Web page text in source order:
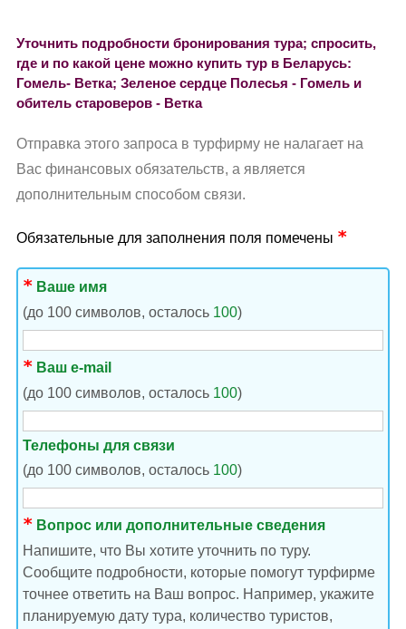
Уточнить подробности бронирования тура; спросить,
где и по какой цене можно купить тур в Беларусь:
Гомель- Ветка; Зеленое сердце Полесья - Гомель и
обитель староверов - Ветка
Отправка этого запроса в турфирму не налагает на
Вас финансовых обязательств, а является
дополнительным способом связи.
Обязательные для заполнения поля помечены
Ваше имя
(до 100 символов, осталось 100)
Ваш e-mail
(до 100 символов, осталось 100)
Телефоны для связи
(до 100 символов, осталось 100)
Вопрос или дополнительные сведения
Напишите, что Вы хотите уточнить по туру.
Сообщите подробности, которые помогут турфирме
точнее ответить на Ваш вопрос. Например, укажите
планируемую дату тура, количество туристов,